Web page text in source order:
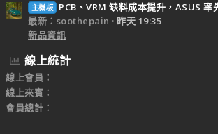
主機板
PCB、VRM 缺料成本提升，ASUS 率
最新：soothepain
昨天 19:35
新品資訊
線上統計
線上會員
線上來賓
會員總計